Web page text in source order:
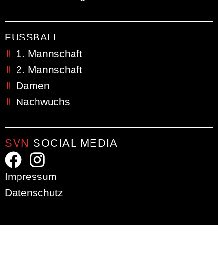
FUSSBALL
1. Mannschaft
2. Mannschaft
Damen
Nachwuchs
SVN SOCIAL MEDIA
Impressum
Datenschutz